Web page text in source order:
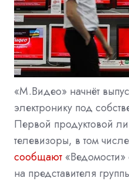
«М.Видео» начнёт
электронику под
Первой продуктовой
телевизоры, в том
сообщают
на представителя